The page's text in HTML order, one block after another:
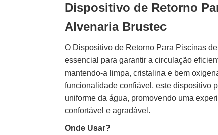
Dispositivo de Retorno
Alvenaria Brustec
O Dispositivo de Retorno Para Piscinas
essencial para garantir a circulação
mantendo-a limpa, cristalina e bem
funcionalidade confiável, este dispositivo
uniforme da água, promovendo uma
confortável e agradável.
Onde Usar?